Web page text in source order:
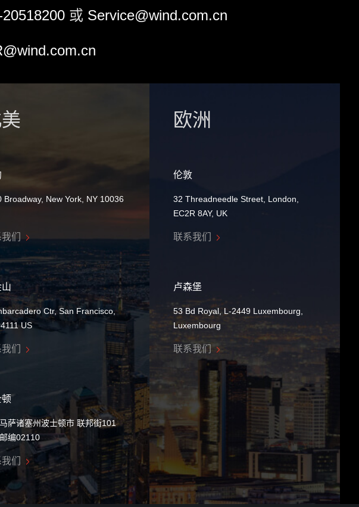
或 Service@wind.com.cn
Broadway, New York, NY 10036
们
Ctr, San Francisco,
US
们
顿
萨诸塞州波士顿市 联邦街101
编02110
们
欧洲
伦敦
32 Threadneedle Street, London,
EC2R 8AY, UK
联系我们
卢森堡
53 Bd Royal, L-2449 Luxembourg,
Luxembourg
联系我们